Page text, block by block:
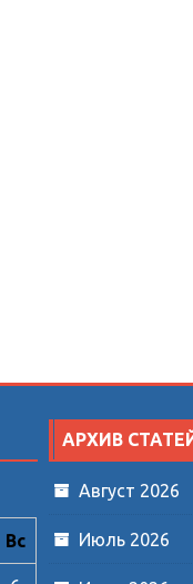
Вс
АРХИВ
Август 2026
Июль 2026